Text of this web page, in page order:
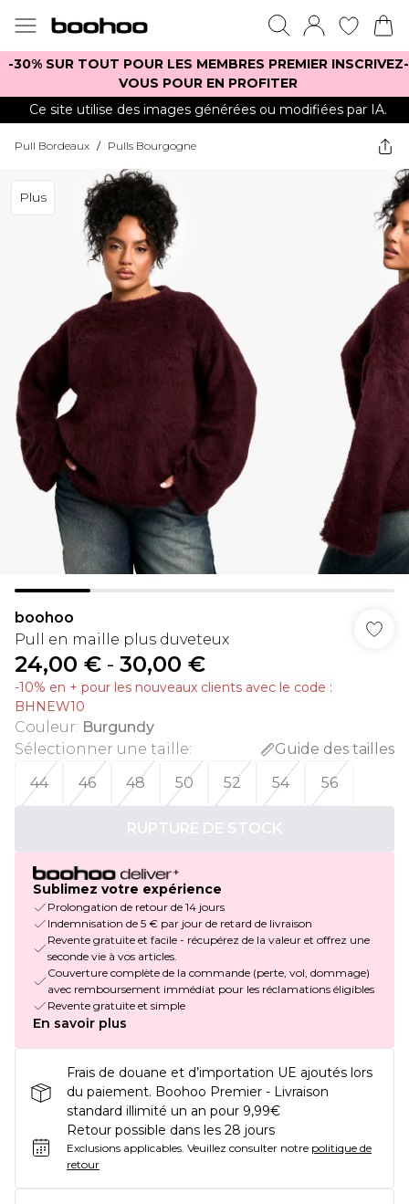
-30% SUR TOUT POUR LES MEMBRES PREMIER INSCRIVEZ-
VOUS POUR EN PROFITER
Ce site utilise des images générées ou modifiées par IA.
Pull Bordeaux / Pulls Bourgogne
Plus
boohoo
Pull en maille plus duveteux
24,00 € - 30,00 €
-10% en + pour les nouveaux clients avec le code :
BHNEW10
Couleur: Burgundy
Sélectionner une taille:
Guide des tailles
44
46 48 50 52 54 56
RUPTURE DE STOCK
Sublimez votre expérience
Prolongation de retour de 14 jours
Indemnisation de 5 € par jour de retard de livraison
Revente gratuite et facile - récupérez de la valeur et offrez une
seconde vie à vos articles.
Couverture complète de la commande (perte, vol, dommage)
avec remboursement immédiat pour les réclamations éligibles
Revente gratuite et simple
En savoir plus
Frais de douane et d’importation UE ajoutés lors
du paiement. Boohoo Premier - Livraison
standard illimité un an pour 9,99€
Retour possible dans les 28 jours
Exclusions applicables. Veuillez consulter notre politique de
retour